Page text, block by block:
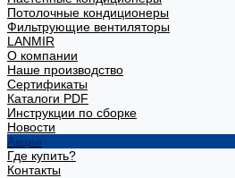
Потолочные кондиционеры
Фильтрующие вентиляторы
LANMIR
О компании
Наше производство
Сертификаты
Каталоги PDF
Инструкции по сборке
Новости
Акции
Где купить?
Контакты